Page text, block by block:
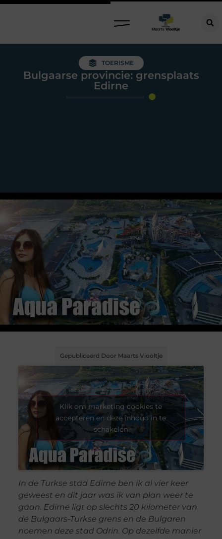
TOERISME
Bulgaarse provincie: grensplaats
Edirne
Gepubliceerd Door Maarts Viooltje
Klik om marketing cookies te
accepteren en deze inhoud in te
schakelen
In de Turkse stad Edirne ben ik al vier keer
geweest en dit jaar was ik van plan weer te
gaan. Edirne ligt op slechts 20 kilometer van
de Bulgaars-Turkse grens en de Bulgaren
noemen deze stad Odrin. Op dezelfde manier